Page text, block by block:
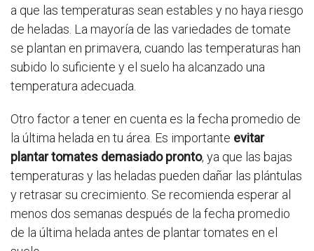
a que las temperaturas sean estables y no haya riesgo
de heladas. La mayoría de las variedades de tomate
se plantan en primavera, cuando las temperaturas han
subido lo suficiente y el suelo ha alcanzado una
temperatura adecuada.
Otro factor a tener en cuenta es la fecha promedio de
la última helada en tu área. Es importante evitar
plantar tomates demasiado pronto, ya que las bajas
temperaturas y las heladas pueden dañar las plántulas
y retrasar su crecimiento. Se recomienda esperar al
menos dos semanas después de la fecha promedio
de la última helada antes de plantar tomates en el